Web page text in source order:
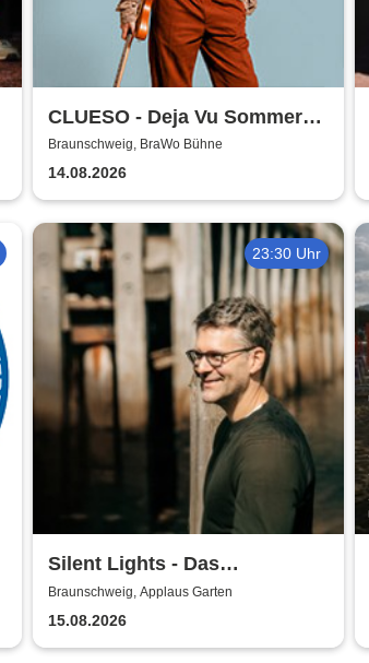
CLUESO - Deja Vu Sommer
Open Air
Braunschweig, BraWo Bühne
14.08.2026
23:30 Uhr
Silent Lights - Das
Mitternachtskonzert
Braunschweig, Applaus Garten
15.08.2026